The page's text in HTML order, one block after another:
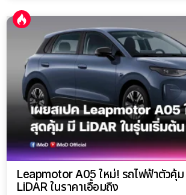
Leapmotor A05 ใหม่! รถไฟฟ้าตัวคุ้ม
LiDAR ในราคาเอื้อมถึง